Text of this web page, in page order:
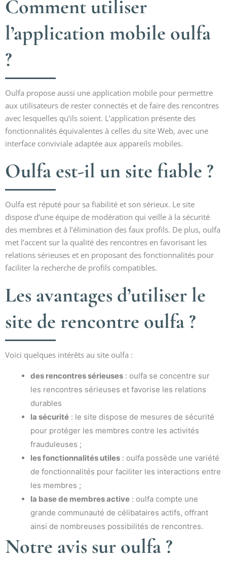
Comment utiliser
l’application mobile oulfa
?
Oulfa propose aussi une application mobile pour permettre
aux utilisateurs de rester connectés et de faire des rencontres
avec lesquelles qu’ils soient. L’application présente des
fonctionnalités équivalentes à celles du site Web, avec une
interface conviviale adaptée aux appareils mobiles.
Oulfa est-il un site fiable ?
Oulfa est réputé pour sa fiabilité et son sérieux. Le site
dispose d’une équipe de modération qui veille à la sécurité
des membres et à l’élimination des faux profils. De plus, oulfa
met l’accent sur la qualité des rencontres en favorisant les
relations sérieuses et en proposant des fonctionnalités pour
faciliter la recherche de profils compatibles.
Les avantages d’utiliser le
site de rencontre oulfa ?
Voici quelques intérêts au site oulfa :
des rencontres sérieuses : oulfa se concentre sur
les rencontres sérieuses et favorise les relations
durables
la sécurité : le site dispose de mesures de sécurité
pour protéger les membres contre les activités
frauduleuses ;
les fonctionnalités utiles : oulfa possède une variété
de fonctionnalités pour faciliter les interactions entre
les membres ;
la base de membres active : oulfa compte une
grande communauté de célibataires actifs, offrant
ainsi de nombreuses possibilités de rencontres.
Notre avis sur oulfa ?